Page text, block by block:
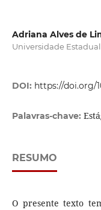
Adriana Alves de
Universidade
DOI: https://doi.org/
Palavras-chave:
RESUMO
O presente texto